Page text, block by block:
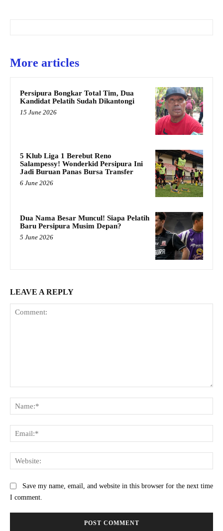
More articles
Persipura Bongkar Total Tim, Dua
Kandidat Pelatih Sudah Dikantongi
15 June 2026
5 Klub Liga 1 Berebut Reno
Salampessy! Wonderkid Persipura Ini
Jadi Buruan Panas Bursa Transfer
6 June 2026
Dua Nama Besar Muncul! Siapa Pelatih
Baru Persipura Musim Depan?
5 June 2026
LEAVE A REPLY
Save my name, email, and website in this browser for the next time
I comment.